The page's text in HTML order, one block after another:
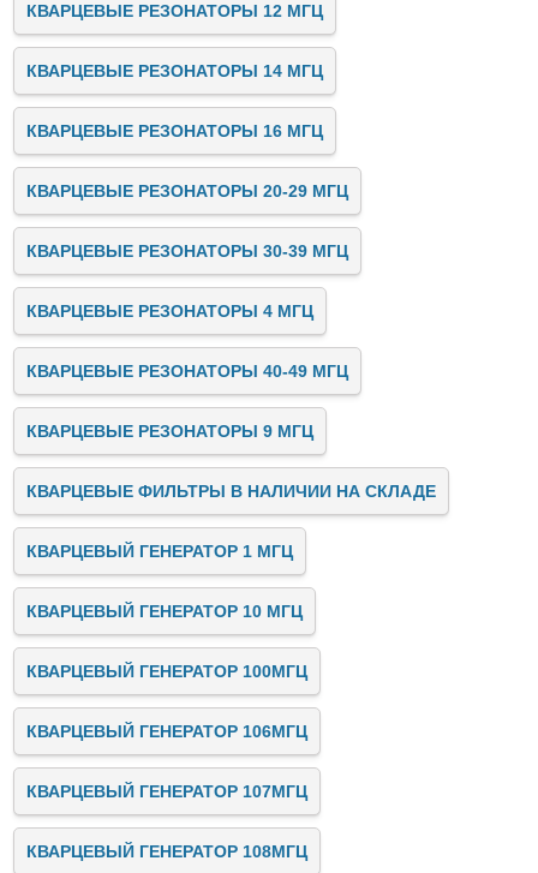
КВАРЦЕВЫЕ РЕЗОНАТОРЫ 12 МГЦ
КВАРЦЕВЫЕ РЕЗОНАТОРЫ 14 МГЦ
КВАРЦЕВЫЕ РЕЗОНАТОРЫ 16 МГЦ
КВАРЦЕВЫЕ РЕЗОНАТОРЫ 20-29 МГЦ
КВАРЦЕВЫЕ РЕЗОНАТОРЫ 30-39 МГЦ
КВАРЦЕВЫЕ РЕЗОНАТОРЫ 4 МГЦ
КВАРЦЕВЫЕ РЕЗОНАТОРЫ 40-49 МГЦ
КВАРЦЕВЫЕ РЕЗОНАТОРЫ 9 МГЦ
КВАРЦЕВЫЕ ФИЛЬТРЫ В НАЛИЧИИ НА СКЛАДЕ
КВАРЦЕВЫЙ ГЕНЕРАТОР 1 МГЦ
КВАРЦЕВЫЙ ГЕНЕРАТОР 10 МГЦ
КВАРЦЕВЫЙ ГЕНЕРАТОР 100МГЦ
КВАРЦЕВЫЙ ГЕНЕРАТОР 106МГЦ
КВАРЦЕВЫЙ ГЕНЕРАТОР 107МГЦ
КВАРЦЕВЫЙ ГЕНЕРАТОР 108МГЦ